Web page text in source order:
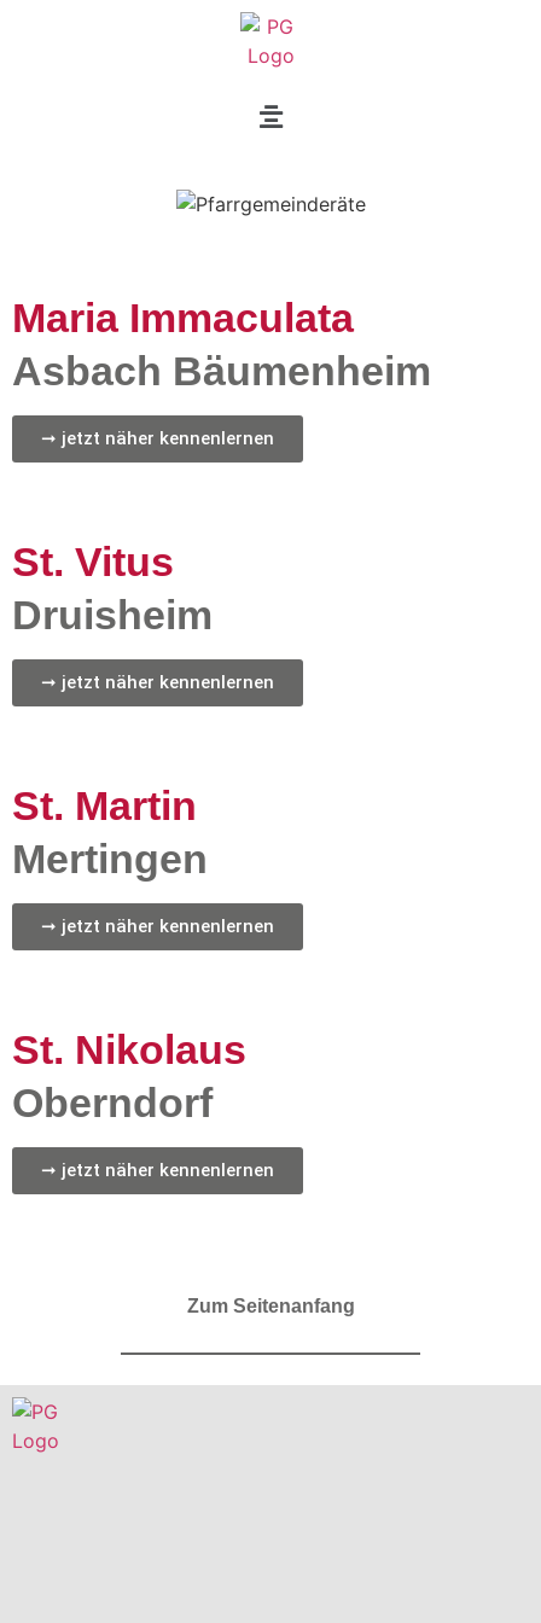
Maria Immaculata
Asbach Bäumenheim
➞ jetzt näher kennenlernen
St. Vitus
Druisheim
➞ jetzt näher kennenlernen
St. Martin
Mertingen
➞ jetzt näher kennenlernen
St. Nikolaus
Oberndorf
➞ jetzt näher kennenlernen
Zum Seitenanfang